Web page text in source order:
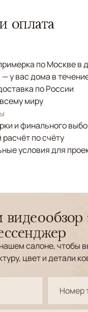
оплата
по Москве в
у вас дома в
по России
миру
и финального
по счёту
условия для
салоне, чтобы
цвет и детали